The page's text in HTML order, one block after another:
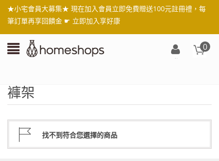
★小宅會員大募集★ 現在加入會員立即免費贈送100元註冊禮，每
筆訂單再享回饋金 ☛ 立即加入享好康
0
褲架
找不到符合您選擇的商品